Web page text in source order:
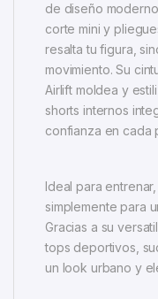
de diseño
corte mini y
resalta tu figura,
movimiento. Su
Airlift moldea y
shorts internos
confianza en cada
Ideal para
simplemente para
Gracias a su
tops deportivos,
un look urbano y